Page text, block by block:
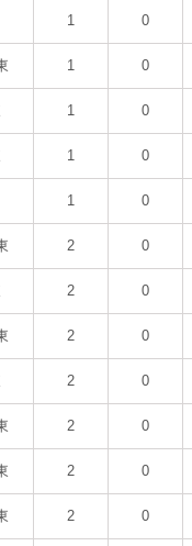
1 0
1 0
1 0
1 0
1 0
2 0
2 0
2 0
2 0
2 0
2 0
2 0